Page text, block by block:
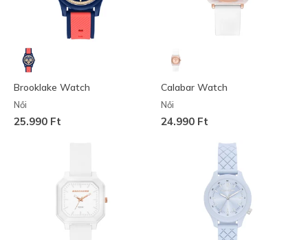
Brooklake Watch
Női
25.990 Ft
Calabar Watch
Női
24.990 Ft